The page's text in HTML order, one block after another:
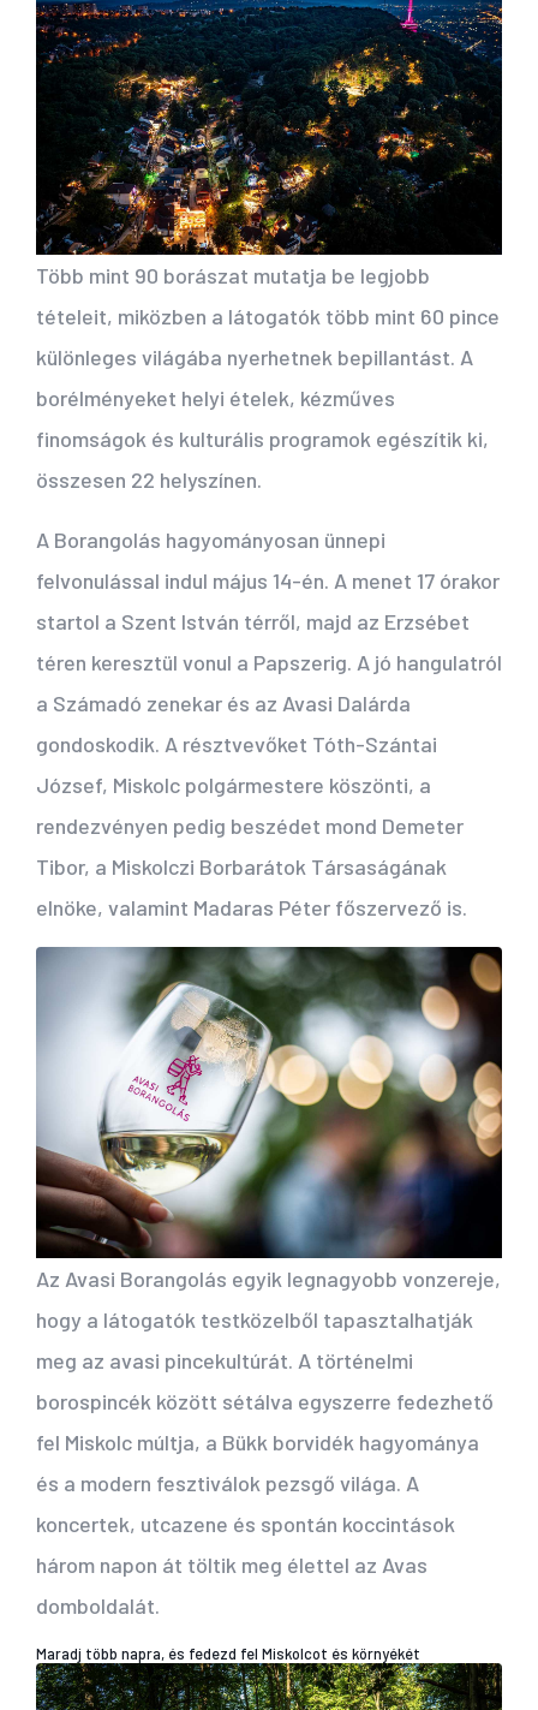
Több mint 90 borászat mutatja be legjobb
tételeit, miközben a látogatók több mint 60 pince
különleges világába nyerhetnek bepillantást. A
borélményeket helyi ételek, kézműves
finomságok és kulturális programok egészítik ki,
összesen 22 helyszínen.
A Borangolás hagyományosan ünnepi
felvonulással indul május 14-én. A menet 17 órakor
startol a Szent István térről, majd az Erzsébet
téren keresztül vonul a Papszerig. A jó hangulatról
a Számadó zenekar és az Avasi Dalárda
gondoskodik. A résztvevőket Tóth-Szántai
József, Miskolc polgármestere köszönti, a
rendezvényen pedig beszédet mond Demeter
Tibor, a Miskolczi Borbarátok Társaságának
elnöke, valamint Madaras Péter főszervező is.
Az Avasi Borangolás egyik legnagyobb vonzereje,
hogy a látogatók testközelből tapasztalhatják
meg az avasi pincekultúrát. A történelmi
borospincék között sétálva egyszerre fedezhető
fel Miskolc múltja, a Bükk borvidék hagyománya
és a modern fesztiválok pezsgő világa. A
koncertek, utcazene és spontán koccintások
három napon át töltik meg élettel az Avas
domboldalát.
Maradj több napra, és fedezd fel Miskolcot és környékét